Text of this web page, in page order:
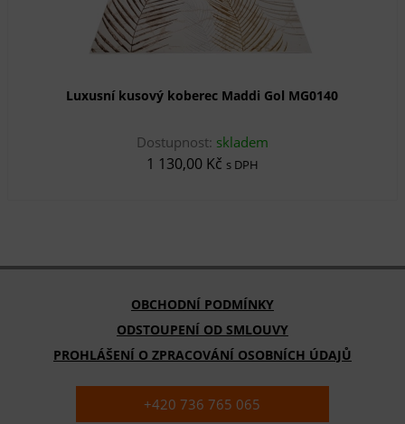
Luxusní kusový koberec Maddi Gol MG0140
Dostupnost: skladem
1 130,00 Kč s DPH
OBCHODNÍ PODMÍNKY
ODSTOUPENÍ OD SMLOUVY
PROHLÁŠENÍ O ZPRACOVÁNÍ OSOBNÍCH ÚDAJŮ
+420 736 765 065